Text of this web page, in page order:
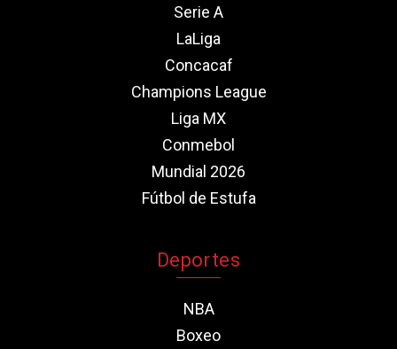
Serie A
LaLiga
Concacaf
Champions League
Liga MX
Conmebol
Mundial 2026
Fútbol de Estufa
Deportes
NBA
Boxeo